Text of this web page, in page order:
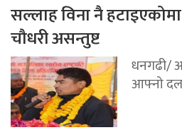
सल्लाह विना नै हटाइएकोमा
चौधरी असन्तुष्ट
धनगढी/
आफ्नो दल